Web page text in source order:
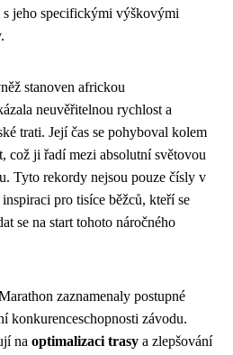
jeho specifickými výškovými
stanoven africkou
neuvěřitelnou rychlost a
trati. Její čas se pohyboval kolem
což ji řadí mezi absolutní světovou
Tyto rekordy nejsou pouze čísly v
pro tisíce běžců, kteří se
se na start tohoto náročného
zaznamenaly postupné
konkurenceschopnosti závodu.
na optimalizaci trasy a zlepšování